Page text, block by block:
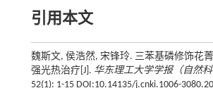
引用本文
魏斯文, 侯浩然, 宋锋玲. 三苯基磷修饰花
强光热治疗[J]. 华东理工大学学报（自然科
52(1): 1-15 DOI:10.14135/j.cnki.1006-